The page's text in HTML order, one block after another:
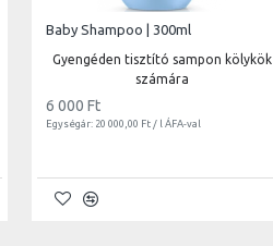
Baby Shampoo | 300ml
Gyengéden tisztító sampon kölykök
számára
6 000 Ft
Egységár: 20 000,00 Ft / l ÁFA-val